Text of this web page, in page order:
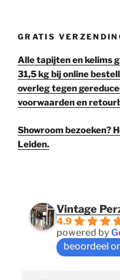
GRATIS
Alle tapijten en kelims
31,5 kg bij online
overleg tegen
voorwaarden en
Showroom bezoeken?
Leiden.
Vintage
4.9
powered byG
beoordeel